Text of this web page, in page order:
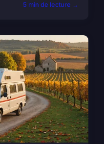
5 min de lecture →